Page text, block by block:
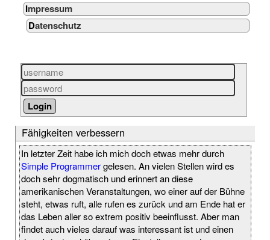
Impressum
Datenschutz
Fähigkeiten verbessern
In letzter Zeit habe ich mich doch etwas mehr durch
Simple Programmergelesen. An vielen Stellen wird es
doch sehr dogmatisch und erinnert an diese
amerikanischen Veranstaltungen, wo einer auf der Bühne
steht, etwas ruft, alle rufen es zurück und am Ende hat er
das Leben aller so extrem positiv beeinflusst. Aber man
findet auch vieles darauf was interessant ist und einen